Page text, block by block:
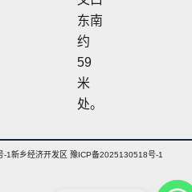
东南
约
59
米
处。
1新乡经济开发区 豫ICP备2025130518号-1